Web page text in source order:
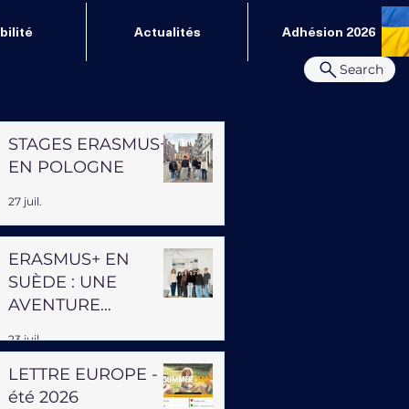
Search
Actualités Adhésion 2026
STAGES ERASMUS+
EN POLOGNE
27 juil.
ERASMUS+ EN
SUÈDE : UNE
AVENTURE
ET HUMAINE
23 juil.
LETTRE EUROPE -
été 2026